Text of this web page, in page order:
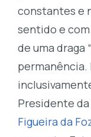
constantes e
sentido e
de uma draga
permanência.
Presidente da
Figueira da